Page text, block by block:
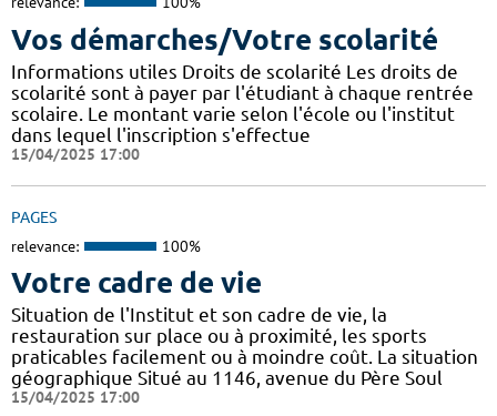
Vos démarches/Votre scolarité
Informations utiles Droits de scolarité Les droits de
scolarité sont à payer par l'étudiant à chaque rentrée
scolaire. Le montant varie selon l'école ou l'institut
dans lequel l'inscription s'effectue
15/04/2025 17:00
PAGES
relevance: 100%
Votre cadre de vie
Situation de l'Institut et son cadre de vie, la
restauration sur place ou à proximité, les sports
praticables facilement ou à moindre coût. La situation
géographique Situé au 1146, avenue du Père Soul
15/04/2025 17:00